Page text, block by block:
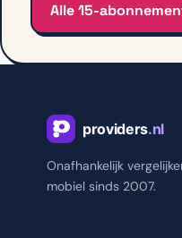
Alle 15-
Onafhankelijk
mobiel sinds 2007.